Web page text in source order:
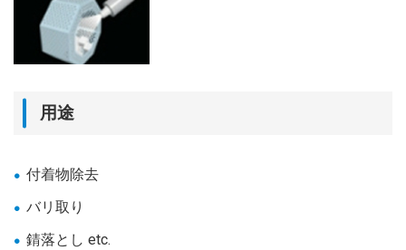
用途
付着物除去
バリ取り
錆落とし etc.